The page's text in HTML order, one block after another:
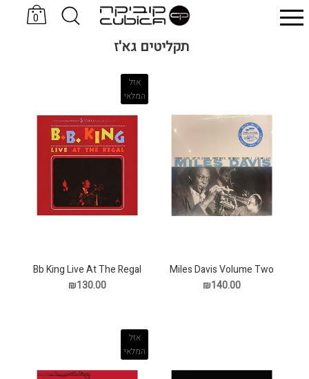
0
תקליטים גא'ז
Miles Davis Volume Two
תקליט
₪140.00
אזל
המלאי
Bb King Live At The Regal
תקליט
₪130.00
אזל
המלאי